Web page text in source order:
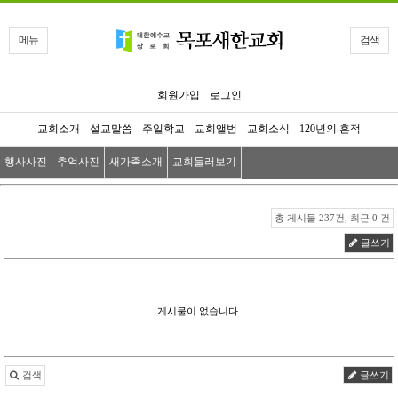
메뉴 검색
회원가입 로그인
교회소개 설교말씀 주일학교 교회앨범 교회소식 120년의 흔적
행사사진 추억사진 새가족소개 교회둘러보기
총 게시물 237건, 최근 0 건
글쓰기
게시물이 없습니다.
검색 글쓰기